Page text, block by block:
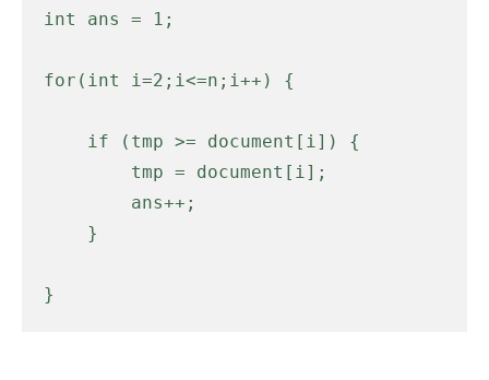
int ans = 1;
for(int i=2;i<=n;i++) {
}